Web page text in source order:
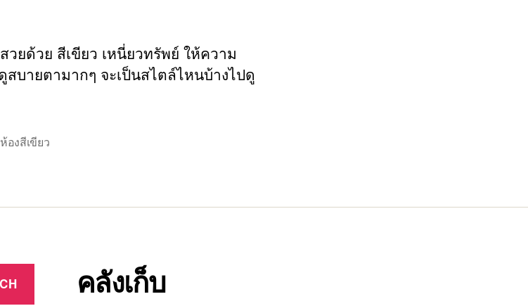
วยด้วย สีเขียว เหนี่ยวทรัพย์ ให้ความ
บายตามากๆ จะเป็นสไตล์ไหนบ้างไปดู
ห้องสีเขียว
คลังเก็บ